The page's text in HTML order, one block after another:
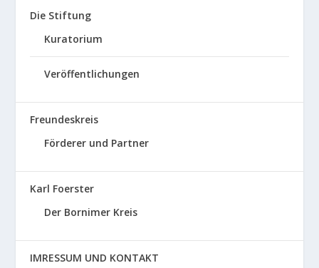
Die Stiftung
Kuratorium
Veröffentlichungen
Freundeskreis
Förderer und Partner
Karl Foerster
Der Bornimer Kreis
IMRESSUM UND KONTAKT